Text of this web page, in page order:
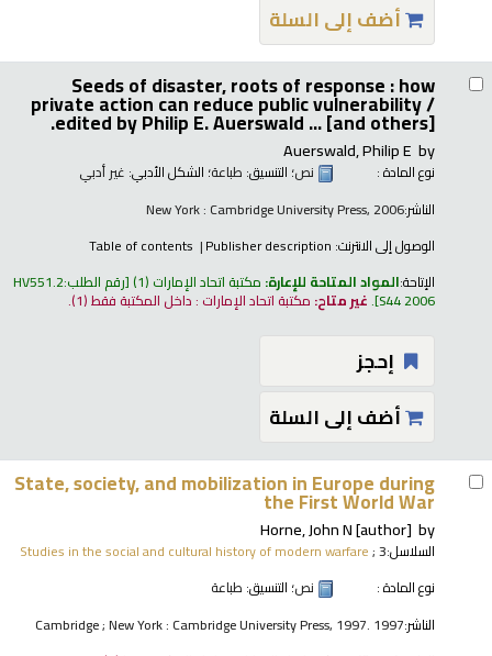
أضف إلى السلة
Seeds of disaster, roots of response : how
private action can reduce public vulnerability /
edited by Philip E. Auerswald ... [and others].
by
Auerswald, Philip E
نوع المادة : نص؛ التنسيق: طباعة؛ الشكل الأدبي: غير أدبي
الناشر:New York : Cambridge University Press, 2006
الوصول إلى الانترنت: Publisher description
Table of contents
الإتاحة:المواد المتاحة للإعارة: مكتبة اتحاد الإمارات (1) رقم الطلب:HV551.2
S44 2006
.غير متاح: مكتبة اتحاد الإمارات : داخل المكتبة فقط(1).
إحجز
أضف إلى السلة
State, society, and mobilization in Europe during
the First World War
by
Horne, John N[author]
السلاسل: Studies in the social and cultural history of modern warfare; 3
نوع المادة :
نص؛ التنسيق: طباعة
الناشر:Cambridge ; New York : Cambridge University Press, 1997. 1997